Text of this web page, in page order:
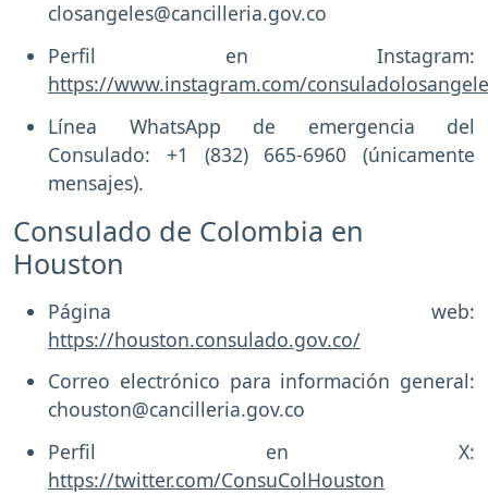
closangeles@cancilleria.gov.co
Perfil en Instagram:
https://www.instagram.com/
Línea WhatsApp de emergencia del
Consulado: +1 (832) 665-6960 (únicamente
mensajes).
Consulado de Colombia en
Houston
Página web:
https://houston.consulado.gov.co/
Correo electrónico para información general:
chouston@cancilleria.gov.co
Perfil en X:
https://twitter.com/ConsuColHouston